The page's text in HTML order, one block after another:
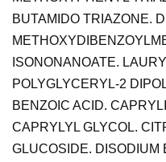
BUTAMIDO TRIAZONE.
ISONONANOATE.
POLYGLYCERYL-2
BENZOIC ACID.
CAPRYLYL GLYCOL.
GLUCOSIDE. DISODIUM